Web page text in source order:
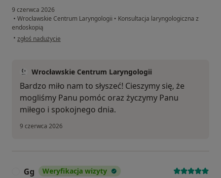
9 czerwca 2026
• Wrocławskie Centrum Laryngologii • Konsultacja laryngologiczna z
endoskopią
• w opinii użytkownika Amadeusz
zgłoś nadużycie
Wrocławskie Centrum Laryngologii
Bardzo miło nam to słyszeć! Cieszymy się, że
mogliśmy Panu pomóc oraz życzymy Panu
miłego i spokojnego dnia.
9 czerwca 2026
Gg Weryfikacja wizyty